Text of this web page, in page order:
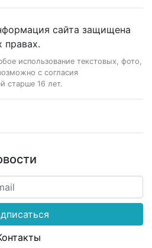
сайта защищена
правах.
использование текстовых, фото,
с согласия
старше 16 лет.